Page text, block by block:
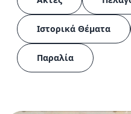
Ιστορικά Θέματα
Παραλία